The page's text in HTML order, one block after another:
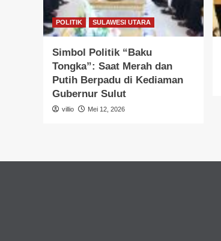
POLITIK SULAWESI UTARA
Simbol Politik “Baku
Tongka”: Saat Merah dan
Putih Berpadu di Kediaman
Gubernur Sulut
villio Mei 12, 2026